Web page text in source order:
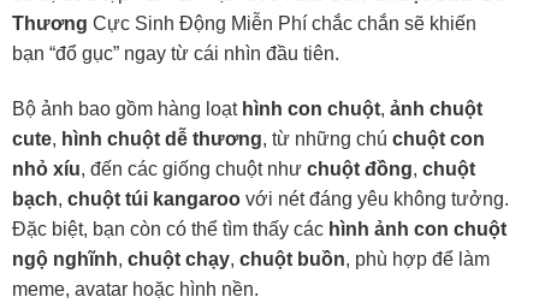
Thương Cực Sinh Động Miễn Phí chắc chắn sẽ khiến
bạn “đổ gục” ngay từ cái nhìn đầu tiên.
Bộ ảnh bao gồm hàng loạt hình con chuột, ảnh chuột
cute, hình chuột dễ thương, từ những chú chuột con
nhỏ xíu, đến các giống chuột như chuột đồng, chuột
bạch, chuột túi kangaroo với nét đáng yêu không tưởng.
Đặc biệt, bạn còn có thể tìm thấy các hình ảnh con chuột
ngộ nghĩnh, chuột chạy, chuột buồn, phù hợp để làm
meme, avatar hoặc hình nền.